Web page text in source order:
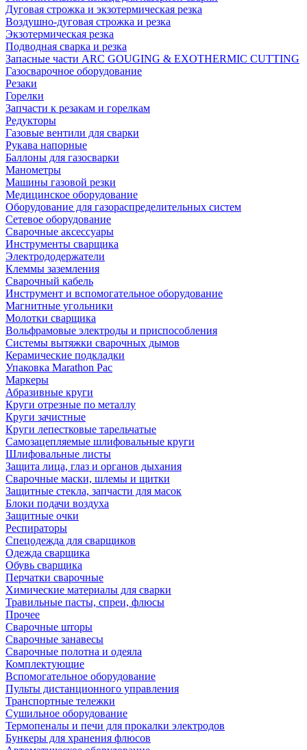
Дуговая строжка и экзотермическая резка
Воздушно-дуговая строжка и резка
Экзотермическая резка
Подводная сварка и резка
Запасные части ARC GOUGING & EXOTHERMIC CUTTING
Газосварочное оборудование
Резаки
Горелки
Запчасти к резакам и горелкам
Редукторы
Газовые вентили для сварки
Рукава напорные
Баллоны для газосварки
Манометры
Машины газовой резки
Медицинское оборудование
Оборудование для газораспределительных систем
Сетевое оборудование
Сварочные аксессуары
Инструменты сварщика
Электрододержатели
Клеммы заземления
Сварочный кабель
Инструмент и вспомогательное оборудование
Магнитные угольники
Молотки сварщика
Вольфрамовые электроды и приспособления
Системы вытяжки сварочных дымов
Керамические подкладки
Упаковка Marathon Pac
Маркеры
Абразивные круги
Круги отрезные по металлу
Круги зачистные
Круги лепестковые тарельчатые
Самозацепляемые шлифовальные круги
Шлифовальные листы
Защита лица, глаз и органов дыхания
Сварочные маски, шлемы и щитки
Защитные стекла, запчасти для масок
Блоки подачи воздуха
Защитные очки
Респираторы
Спецодежда для сварщиков
Одежда сварщика
Обувь сварщика
Перчатки сварочные
Химические материалы для сварки
Травильные пасты, спреи, флюсы
Прочее
Сварочные шторы
Сварочные занавесы
Сварочные полотна и одеяла
Комплектующие
Вспомогательное оборудование
Пульты дистанционного управления
Транспортные тележки
Сушильное оборудование
Термопеналы и печи для прокалки электродов
Бункеры для хранения флюсов